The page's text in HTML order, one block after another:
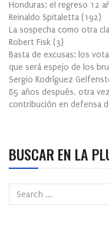
Honduras: el regreso 12
Reinaldo Spitaletta (192)
La sospecha como otra
Robert Fisk (3)
Basta de excusas: los
que será espejo de los
Sergio Rodríguez
85 años después, otra
contribución en defensa
BUSCAR EN LA